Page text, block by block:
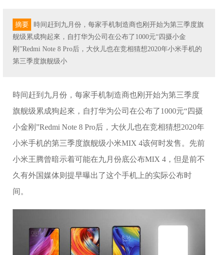
摘要
時间赶到九月份，每家手机制造商也刚开始为第三季度旗
舰级累成狗起來，自打华为公司在公布了1000元“四摄小金
刚”Redmi Note 8 Pro后，大伙儿也在竞相猜想2020年小米手机的
第三季度旗舰级小
時间赶到九月份，每家手机制造商也刚开始为第三季度
旗舰级累成狗起來，自打华为公司在公布了1000元“四摄
小金刚”Redmi Note 8 Pro后，大伙儿也在竞相猜想2020年
小米手机的第三季度旗舰级小米MIX 4该何时发售。先前
小米王腾曾暗示着可能在九月份底公布MIX 4，但是前不
久有外国媒体则提早曝出了这个手机上的实际公布时
间。